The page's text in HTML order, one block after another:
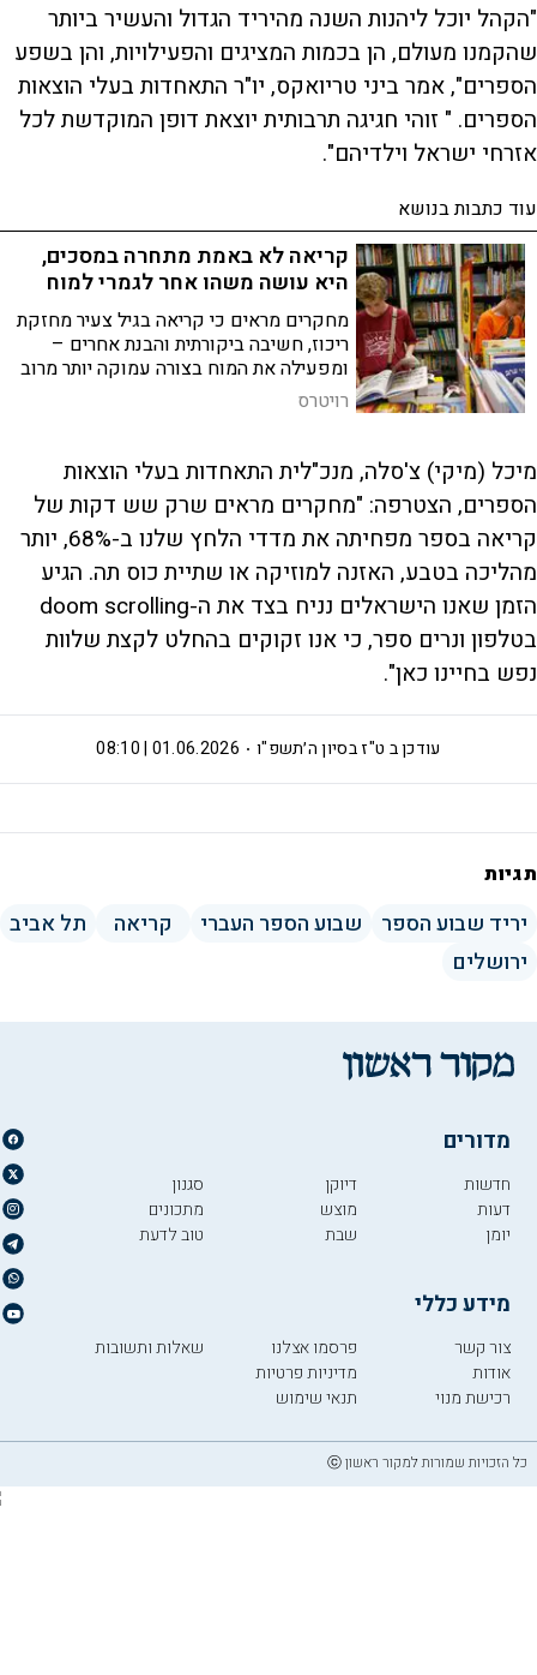
"הקהל יוכל ליהנות השנה מהיריד הגדול והעשיר ביותר
שהקמנו מעולם, הן בכמות המציגים והפעילויות, והן בשפע
הספרים", אמר ביני טריואקס, יו"ר התאחדות בעלי הוצאות
הספרים. " זוהי חגיגה תרבותית יוצאת דופן המוקדשת לכל
אזרחי ישראל וילדיהם".
עוד כתבות בנושא
קריאה לא באמת מתחרה במסכים,
היא עושה משהו אחר לגמרי למוח
מחקרים מראים כי קריאה בגיל צעיר מחזקת
ריכוז, חשיבה ביקורתית והבנת אחרים –
ומפעילה את המוח בצורה עמוקה יותר מרוב
פעילויות המסך
רויטרס
מיכל (מיקי) צ'סלה, מנכ"לית התאחדות בעלי הוצאות
הספרים, הצטרפה: "מחקרים מראים שרק שש דקות של
קריאה בספר מפחיתה את מדדי הלחץ שלנו ב-68%, יותר
מהליכה בטבע, האזנה למוזיקה או שתיית כוס תה. הגיע
הזמן שאנו הישראלים נניח בצד את ה-doom scrolling
בטלפון ונרים ספר, כי אנו זקוקים בהחלט לקצת שלוות
נפש בחיינו כאן".
ט"ז בסיון ה׳תשפ"ו 01.06.2026 | 08:10 עודכן ב
תגיות
יריד שבוע הספר שבוע הספר העברי קריאה
תל אביב
ירושלים
מדורים
חדשות
דעות
יומן
דיוקן
מוצש
שבת
סגנון
מתכונים
טוב לדעת
מידע כללי
צור קשר
אודות
רכישת מנוי
פרסמו אצלנו
מדיניות פרטיות
תנאי שימוש
שאלות ותשובות
כל הזכויות שמורות למקור ראשון ⓒ